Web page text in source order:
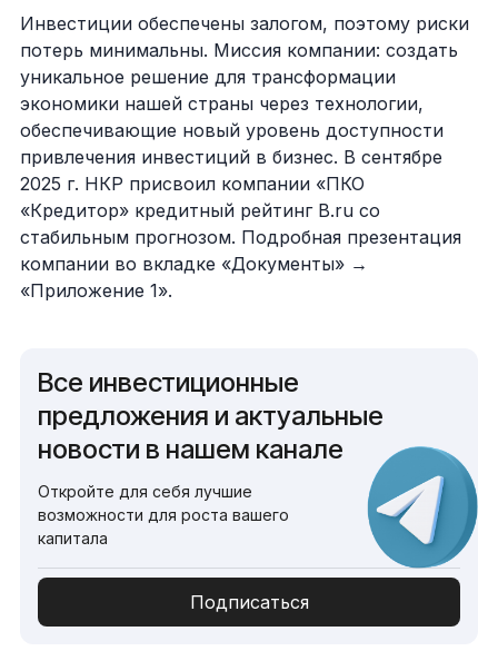
Инвестиции обеспечены залогом, поэтому риски
потерь минимальны. Миссия компании: создать
уникальное решение для трансформации
экономики нашей страны через технологии,
обеспечивающие новый уровень доступности
привлечения инвестиций в бизнес. В сентябре
2025 г. НКР присвоил компании «ПКО
«Кредитор» кредитный рейтинг B.ru со
стабильным прогнозом. Подробная презентация
компании во вкладке «Документы» →
«Приложение 1».
Все инвестиционные
предложения и актуальные
новости в нашем канале
Откройте для себя лучшие
возможности для роста вашего
капитала
Подписаться